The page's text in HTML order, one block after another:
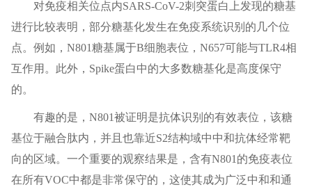
对免疫相关位点内SARS-CoV-2刺突蛋白上发现的糖基
进行比较表明，部分糖基化发生在免疫系统识别的几个位
点。例如，N801糖基属于B细胞表位，N657可能与TLR4相
互作用。此外，Spike蛋白中的大多数糖基化是高度保守
的。
有趣的是，N801被证明是抗体识别的有效表位，该糖
基位于融合肽内，并且也靠近S2结构域中中和抗体经常靶
向的区域。一个重要的观察结果是，含有N801的免疫表位
在所有VOC中都是非常保守的，这使其成为广泛中和和通